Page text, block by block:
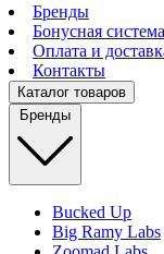
Бренды
Бонусная система
Оплата и
Контакты
Каталог товаров
Бренды
Bucked Up
Big Ramy Labs